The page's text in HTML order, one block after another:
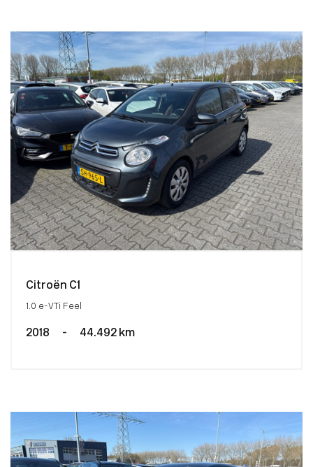
Citroën C1
1.0 e-VTi Feel
2018 - 44.492 km